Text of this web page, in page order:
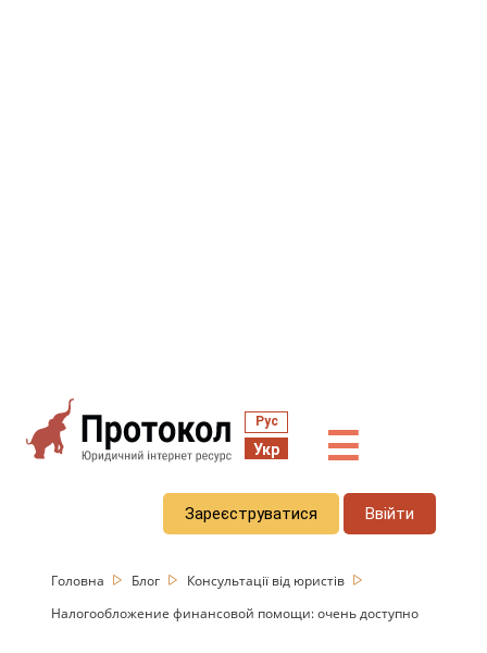
Рус
Укр ☰
Зареєструватися Ввійти
Головна Блог
Консультації від юристів
Налогообложение финансовой помощи: очень доступно